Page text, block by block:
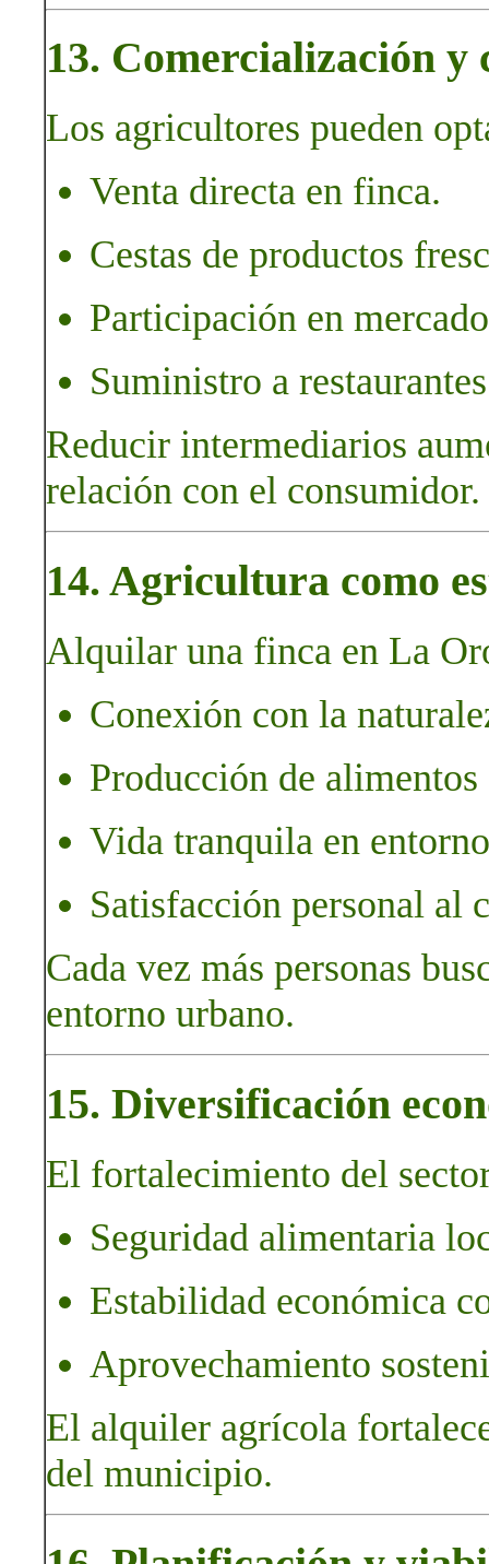
13. Comercialización y
Los agricultores pueden
Venta directa en finca.
Cestas de productos
Participación en
Suministro a
Reducir intermediarios
relación con el consumidor.
14. Agricultura como
Alquilar una finca en La
Conexión con la
Producción de
Vida tranquila en
Satisfacción personal al
Cada vez más personas
entorno urbano.
15. Diversificación
El fortalecimiento del
Seguridad alimentaria
Estabilidad económica
Aprovechamiento
El alquiler agrícola
del municipio.